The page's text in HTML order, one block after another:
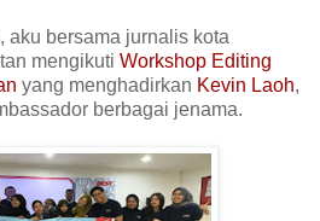
, aku bersama jurnalis kota
mengikuti Workshop Editing
yang menghadirkan Kevin Laoh,
berbagai jenama.